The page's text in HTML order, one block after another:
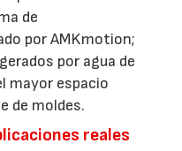
de
por AMKmotion;
por agua de
mayor espacio
de moldes.
reales